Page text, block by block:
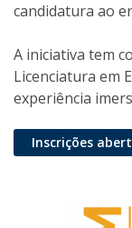
candidatura ao
A iniciativa tem
Licenciatura em
experiência
Inscrições